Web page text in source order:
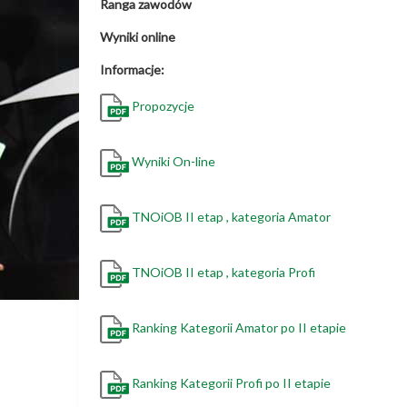
Ranga zawodów
Wyniki online
Informacje:
Propozycje
Wyniki On-line
TNOiOB II etap , kategoria Amator
TNOiOB II etap , kategoria Profi
Ranking Kategorii Amator po II etapie
Ranking Kategorii Profi po II etapie